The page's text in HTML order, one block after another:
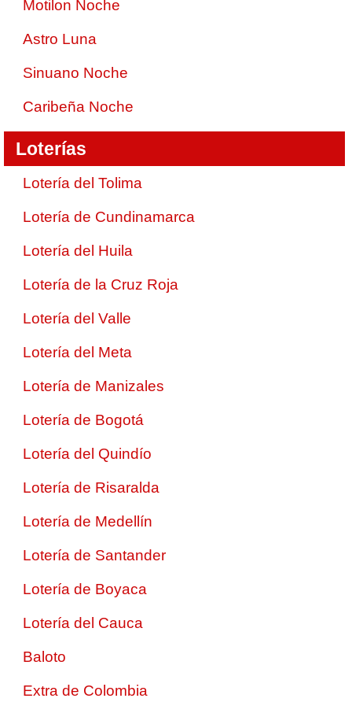
Motilon Noche
Astro Luna
Sinuano Noche
Caribeña Noche
Loterías
Lotería del Tolima
Lotería de Cundinamarca
Lotería del Huila
Lotería de la Cruz Roja
Lotería del Valle
Lotería del Meta
Lotería de Manizales
Lotería de Bogotá
Lotería del Quindío
Lotería de Risaralda
Lotería de Medellín
Lotería de Santander
Lotería de Boyaca
Lotería del Cauca
Baloto
Extra de Colombia